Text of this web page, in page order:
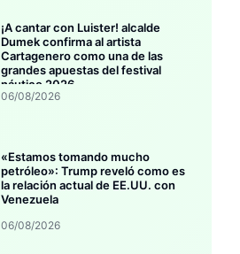
¡A cantar con Luister! alcalde
Dumek confirma al artista
Cartagenero como una de las
grandes apuestas del festival
náutico 2026
06/08/2026
«Estamos tomando mucho
petróleo»: Trump reveló como es
la relación actual de EE.UU. con
Venezuela
06/08/2026